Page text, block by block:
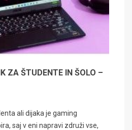
ZA ŠTUDENTE IN ŠOLO –
ali dijaka je gaming
saj v eni napravi združi vse,